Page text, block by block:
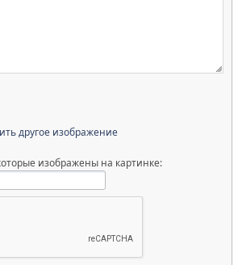
другое изображение
изображены на картинке: